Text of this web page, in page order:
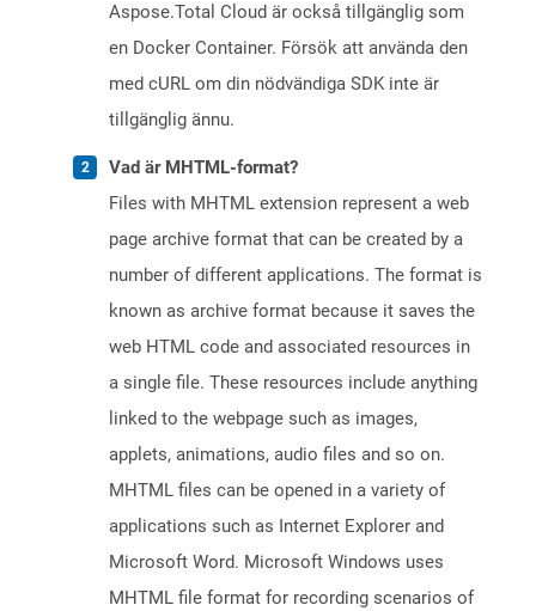
Aspose.Total Cloud är också tillgänglig som
en Docker Container. Försök att använda den
med cURL om din nödvändiga SDK inte är
tillgänglig ännu.
Vad är MHTML-format?
Files with MHTML extension represent a web
page archive format that can be created by a
number of different applications. The format is
known as archive format because it saves the
web HTML code and associated resources in
a single file. These resources include anything
linked to the webpage such as images,
applets, animations, audio files and so on.
MHTML files can be opened in a variety of
applications such as Internet Explorer and
Microsoft Word. Microsoft Windows uses
MHTML file format for recording scenarios of